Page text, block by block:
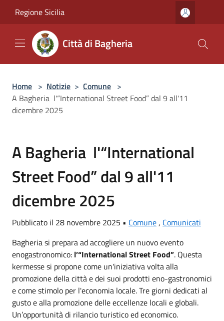
Regione Sicilia
Città di Bagheria
Home > Notizie > Comune >
A Bagheria l'“International Street Food” dal 9 all'11
dicembre 2025
A Bagheria l'“International
Street Food” dal 9 all'11
dicembre 2025
Pubblicato il 28 novembre 2025 • Comune , Comunicati
Bagheria si prepara ad accogliere un nuovo evento
enogastronomico: l’“International Street Food”. Questa
kermesse si propone come un'iniziativa volta alla
promozione della città e dei suoi prodotti eno-gastronomici
e come stimolo per l'economia locale. Tre giorni dedicati al
gusto e alla promozione delle eccellenze locali e globali.
Un’opportunità di rilancio turistico ed economico.